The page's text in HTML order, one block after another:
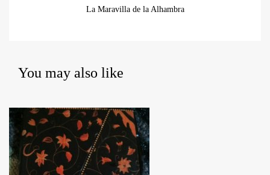
La Maravilla de la Alhambra
You may also like